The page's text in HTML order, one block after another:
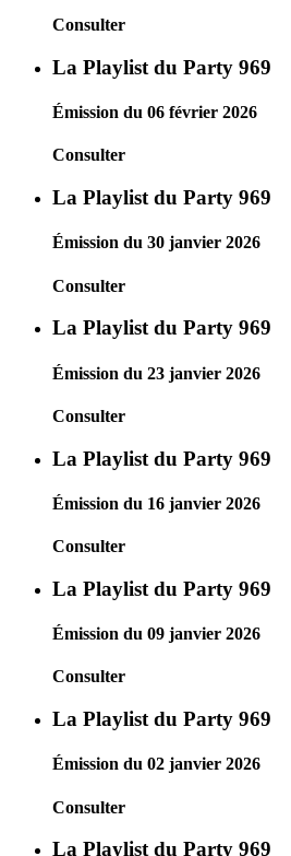
Consulter
La Playlist du Party 969
Émission du 06 février 2026
Consulter
La Playlist du Party 969
Émission du 30 janvier 2026
Consulter
La Playlist du Party 969
Émission du 23 janvier 2026
Consulter
La Playlist du Party 969
Émission du 16 janvier 2026
Consulter
La Playlist du Party 969
Émission du 09 janvier 2026
Consulter
La Playlist du Party 969
Émission du 02 janvier 2026
Consulter
La Playlist du Party 969